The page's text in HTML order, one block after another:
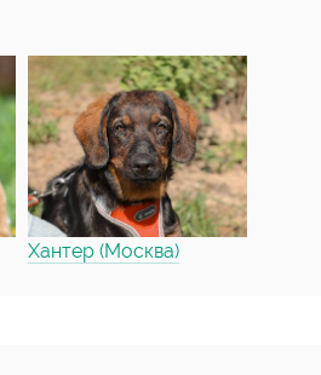
Хантер (Москва)